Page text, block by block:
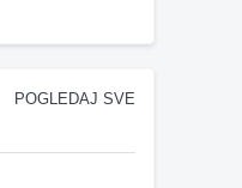
POGLEDAJ SVE